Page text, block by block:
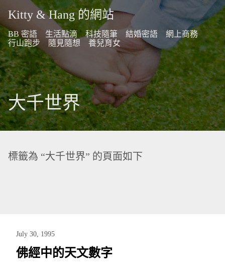
Kitty & Hang 的網站
BB 密語 生活點滴 科技隨筆 結婚密語
網上商務
行山跑步
隨見隨想 養兒育女
大千世界
標籤為 “大千世界” 的頁面如下
July 30, 1995
佛經中的天文數字